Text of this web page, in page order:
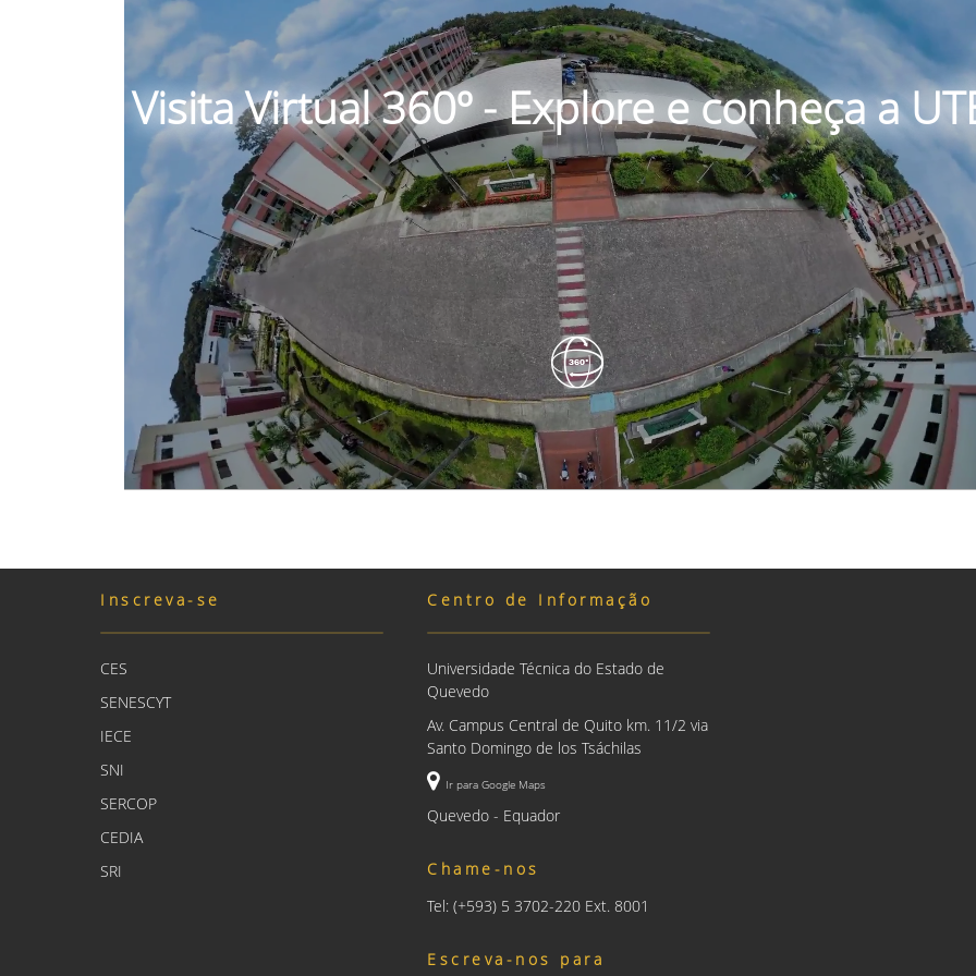
Visita Virtual 360º - Explore e conheça a
Inscreva-se
CES
SENESCYT
IECE
SNI
SERCOP
CEDIA
SRI
Centro de Informação
Universidade Técnica do Estado de
Quevedo
Av. Campus Central de Quito km. 11/2 via
Santo Domingo de los Tsáchilas
Ir para Google Maps
Quevedo - Equador
Chame-nos
Tel: (+593) 5 3702-220 Ext. 8001
Escreva-nos para